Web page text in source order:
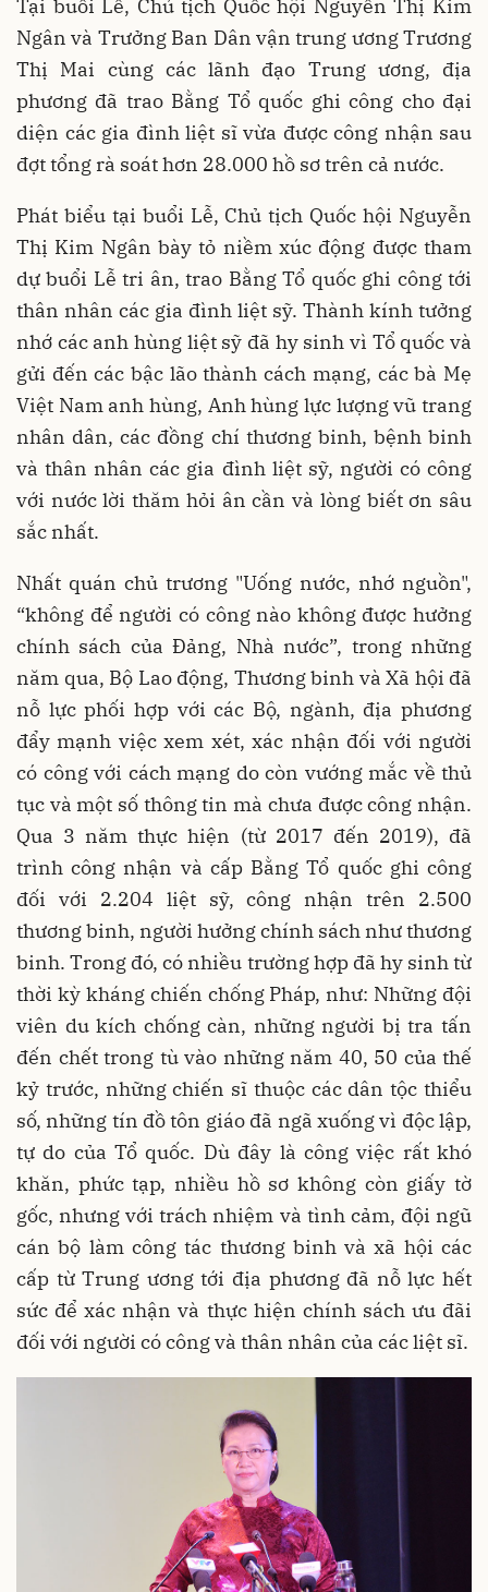
Tại buổi Lễ, Chủ tịch Quốc hội Nguyễn Thị Kim
Ngân và Trưởng Ban Dân vận trung ương Trương
Thị Mai cùng các lãnh đạo Trung ương, địa
phương đã trao Bằng Tổ quốc ghi công cho đại
diện các gia đình liệt sĩ vừa được công nhận sau
đợt tổng rà soát hơn 28.000 hồ sơ trên cả nước.
Phát biểu tại buổi Lễ, Chủ tịch Quốc hội Nguyễn
Thị Kim Ngân bày tỏ niềm xúc động được tham
dự buổi Lễ tri ân, trao Bằng Tổ quốc ghi công tới
thân nhân các gia đình liệt sỹ. Thành kính tưởng
nhớ các anh hùng liệt sỹ đã hy sinh vì Tổ quốc và
gửi đến các bậc lão thành cách mạng, các bà Mẹ
Việt Nam anh hùng, Anh hùng lực lượng vũ trang
nhân dân, các đồng chí thương binh, bệnh binh
và thân nhân các gia đình liệt sỹ, người có công
với nước lời thăm hỏi ân cần và lòng biết ơn sâu
sắc nhất.
Nhất quán chủ trương "Uống nước, nhớ nguồn",
“không để người có công nào không được hưởng
chính sách của Đảng, Nhà nước”, trong những
năm qua, Bộ Lao động, Thương binh và Xã hội đã
nỗ lực phối hợp với các Bộ, ngành, địa phương
đẩy mạnh việc xem xét, xác nhận đối với người
có công với cách mạng do còn vướng mắc về thủ
tục và một số thông tin mà chưa được công nhận.
Qua 3 năm thực hiện (từ 2017 đến 2019), đã
trình công nhận và cấp Bằng Tổ quốc ghi công
đối với 2.204 liệt sỹ, công nhận trên 2.500
thương binh, người hưởng chính sách như thương
binh. Trong đó, có nhiều trường hợp đã hy sinh từ
thời kỳ kháng chiến chống Pháp, như: Những đội
viên du kích chống càn, những người bị tra tấn
đến chết trong tù vào những năm 40, 50 của thế
kỷ trước, những chiến sĩ thuộc các dân tộc thiểu
số, những tín đồ tôn giáo đã ngã xuống vì độc lập,
tự do của Tổ quốc. Dù đây là công việc rất khó
khăn, phức tạp, nhiều hồ sơ không còn giấy tờ
gốc, nhưng với trách nhiệm và tình cảm, đội ngũ
cán bộ làm công tác thương binh và xã hội các
cấp từ Trung ương tới địa phương đã nỗ lực hết
sức để xác nhận và thực hiện chính sách ưu đãi
đối với người có công và thân nhân của các liệt sĩ.